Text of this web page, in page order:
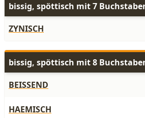
bissig, spöttisch mit 7
ZYNISCH
bissig, spöttisch mit 8
BEISSEND
HAEMISCH